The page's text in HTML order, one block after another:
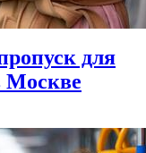
для
Москве